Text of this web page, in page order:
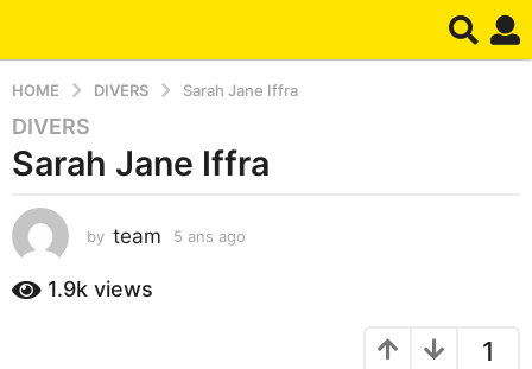
HOME DIVERS Sarah Jane Iffra
5
a
n
s
a
o
DIVERS
Sarah Jane Iffra
by team 5 ans ago
1.9k views
1